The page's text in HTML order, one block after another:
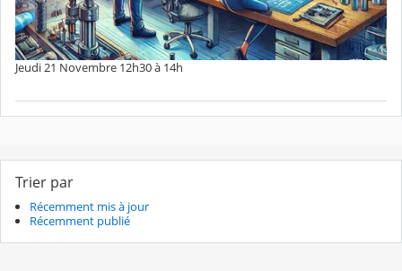
Jeudi 21 Novembre 12h30 à 14h
Trier par
Récemment mis à jour
Récemment publié